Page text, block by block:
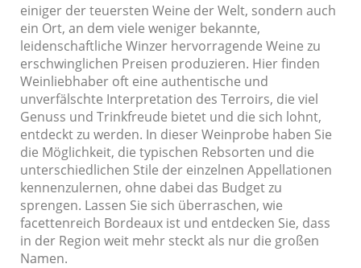
einiger der teuersten Weine der Welt, sondern auch
ein Ort, an dem viele weniger bekannte,
leidenschaftliche Winzer hervorragende Weine zu
erschwinglichen Preisen produzieren. Hier finden
Weinliebhaber oft eine authentische und
unverfälschte Interpretation des Terroirs, die viel
Genuss und Trinkfreude bietet und die sich lohnt,
entdeckt zu werden. In dieser Weinprobe haben Sie
die Möglichkeit, die typischen Rebsorten und die
unterschiedlichen Stile der einzelnen Appellationen
kennenzulernen, ohne dabei das Budget zu
sprengen. Lassen Sie sich überraschen, wie
facettenreich Bordeaux ist und entdecken Sie, dass
in der Region weit mehr steckt als nur die großen
Namen.